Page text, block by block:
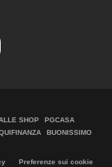
SHOP
PGCASA
BUONISSIMO
Preferenze sui cookie